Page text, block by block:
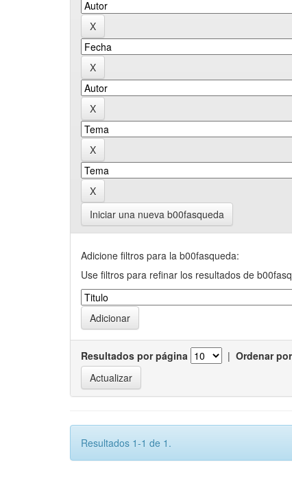
Iniciar una nueva b00fasqueda
Adicione filtros para la b00fasqueda:
Use filtros para refinar los resultados de
Resultados por página | Ordenar por
Resultados 1-1 de 1.